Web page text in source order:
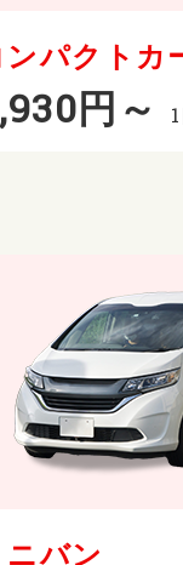
ンパクトカ
円～
ニバン